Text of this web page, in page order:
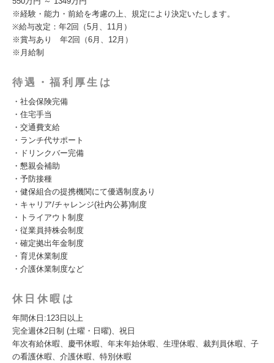
※経験・能力・前給を考慮の上、規定により決定いたします。
※給与改定：年2回（5月、11月）
※賞与あり 年2回（6月、12月）
※月給制
待遇・福利厚生は
・社会保険完備
・住宅手当
・交通費支給
・ランチ代サポート
・ドリンクバー完備
・懇親会補助
・予防接種
・健保組合の提携機関にて優遇制度あり
・キャリア/チャレンジ(社内公募)制度
・トライアウト制度
・従業員持株会制度
・確定拠出年金制度
・育児休業制度
・介護休業制度など
休日休暇は
年間休日:123日以上
完全週休2日制 (土曜・日曜)、祝日
年次有給休暇、慶弔休暇、年末年始休暇、生理休暇、裁判員休暇、子
の看護休暇、介護休暇、特別休暇